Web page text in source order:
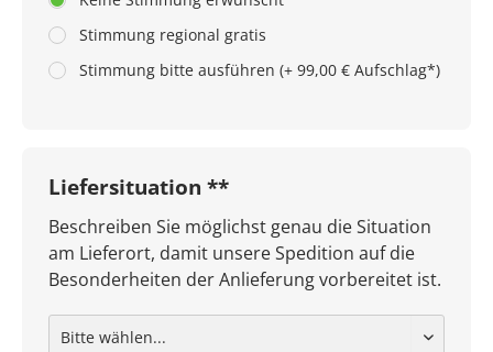
Stimmung regional gratis
Stimmung bitte ausführen (+ 99,00 € Aufschlag*)
Liefersituation **
Beschreiben Sie möglichst genau die Situation
am Lieferort, damit unsere Spedition auf die
Besonderheiten der Anlieferung vorbereitet ist.